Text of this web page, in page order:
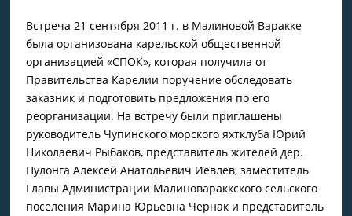
Встреча 21 сентября 2011 г. в Малиновой Варакке
была организована карельской общественной
организацией «СПОК», которая получила от
Правительства Карелии поручение обследовать
заказник и подготовить предложения по его
реорганизации. На встречу были приглашены
руководитель Чупинского морского яхтклуба Юрий
Николаевич Рыбаков, представитель жителей дер.
Пулонга Алексей Анатольевич Иевлев, заместитель
Главы Администрации Малиновараккского сельского
поселения Марина Юрьевна Чернак и представитель